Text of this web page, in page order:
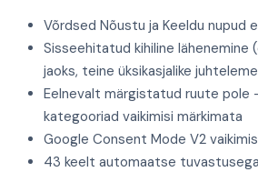
Võrdsed Nõustu ja Keeldu nupud
Sisseehitatud kihiline lähenemine
jaoks, teine üksikasjalike
Eelnevalt märgistatud ruute pole
kategooriad vaikimisi märkimata
Google Consent Mode V2
43 keelt automaatse tuvastusega